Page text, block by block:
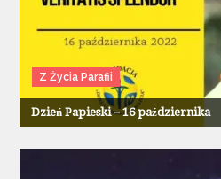
Z Życia Parafii
Dzień Papieski – 16 października